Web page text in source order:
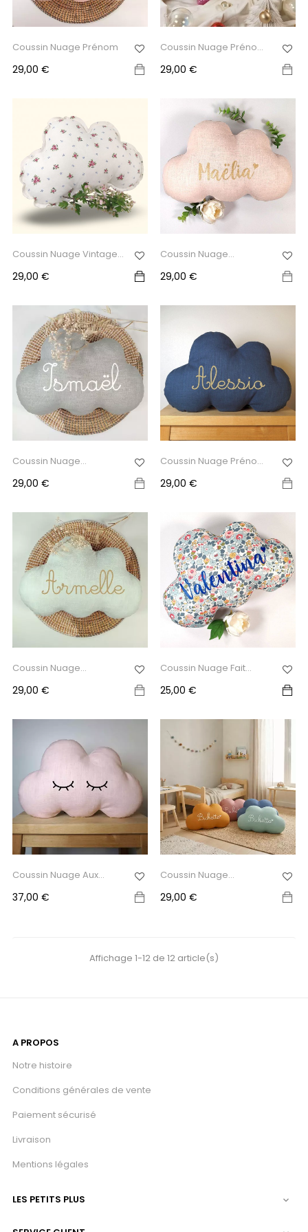
Coussin Nuage Prénom
Prix
29,00 €
Coussin Nuage Prénom
Prix
29,00 €
Coussin Nuage Vintage...
Prix
29,00 €
Coussin Nuage
Prix
29,00 €
Coussin Nuage
Prix
29,00 €
Coussin Nuage Prénom
Prix
29,00 €
Coussin Nuage
Prix
29,00 €
Coussin Nuage Fait
Prix
25,00 €
Coussin Nuage Aux
Prix
37,00 €
Coussin Nuage
Prix
29,00 €
Affichage 1-12 de 12 article(s)
A PROPOS
Notre histoire
Conditions générales de vente
Paiement sécurisé
Livraison
Mentions légales
LES PETITS PLUS 